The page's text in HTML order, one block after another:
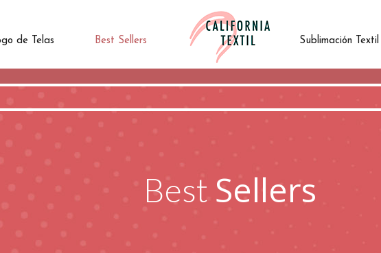
de Telas Best Sellers Sublimación Textil
Best Sellers